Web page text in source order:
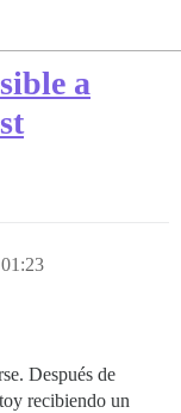
a
Después de
recibiendo un